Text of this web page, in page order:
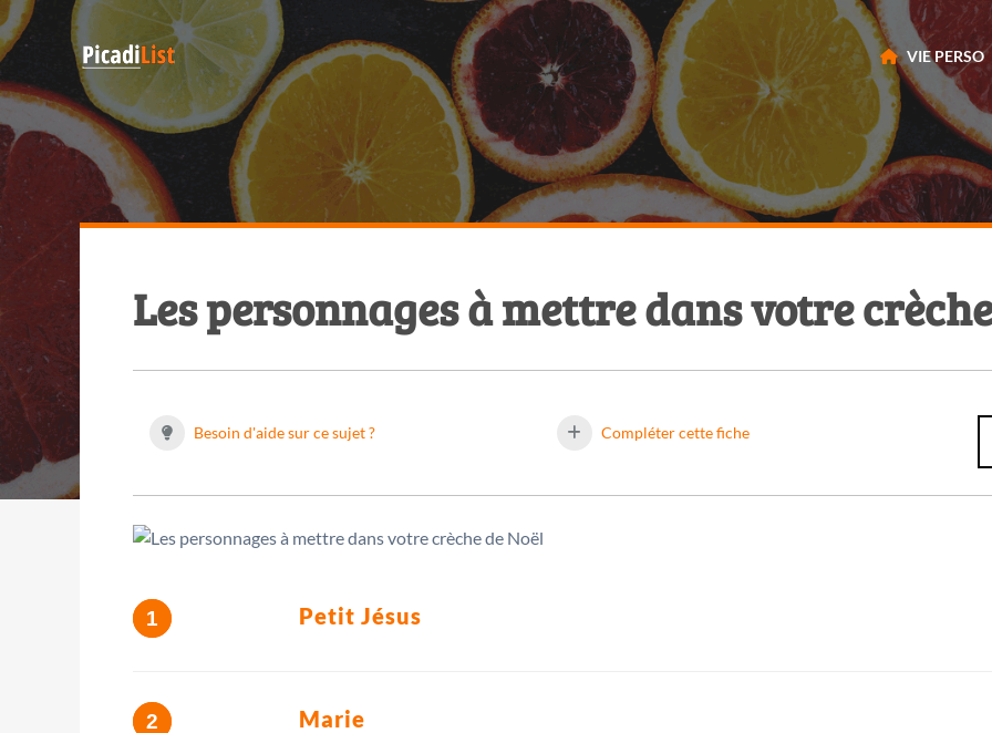
VIE PERSO
Les personnages à mettre dans votre
Besoin d'aide sur ce sujet ? Compléter cette fiche
Petit Jésus
Marie